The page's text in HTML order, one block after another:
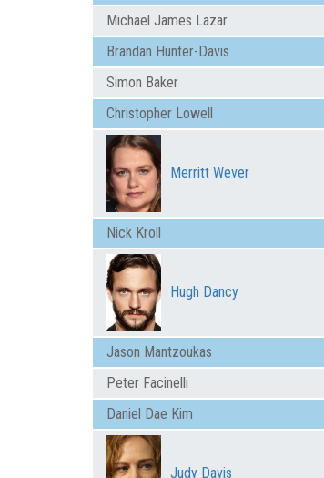
Michael James Lazar
Brandan Hunter-Davis
Simon Baker
Christopher Lowell
Merritt Wever
Nick Kroll
Hugh Dancy
Jason Mantzoukas
Peter Facinelli
Daniel Dae Kim
Judy Davis